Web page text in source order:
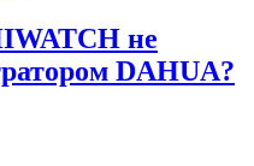
не
DAHUA?